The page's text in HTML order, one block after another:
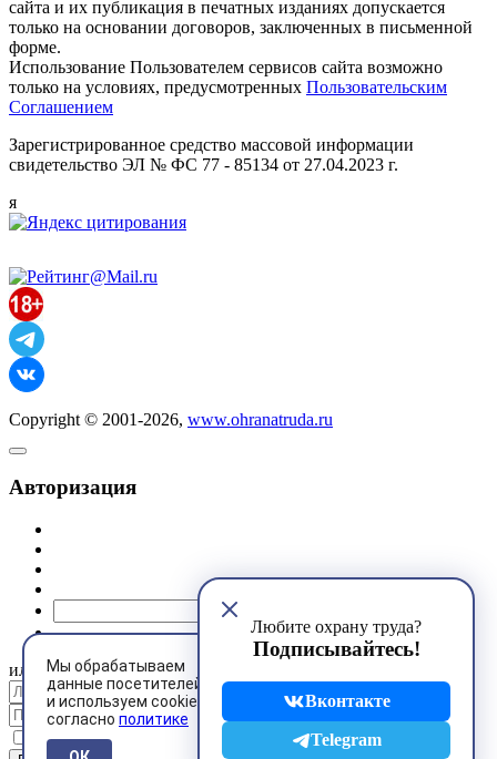
Мы обрабатываем
данные посетителей
и используем cookies
согласно политике
Любите охрану труда?
Подписывайтесь!
Вконтакте
Telegram
сайта и их публикация в печатных изданиях допускается
только на основании договоров, заключенных в письменной
форме.
Использование Пользователем сервисов сайта возможно
только на условиях, предусмотренных Пользовательским
Соглашением
Зарегистрированное средство массовой информации
свидетельство ЭЛ № ФС 77 - 85134 от 27.04.2023 г.
я
Copyright © 2001-2026, www.ohranatruda.ru
Авторизация
или
Запомнить меня